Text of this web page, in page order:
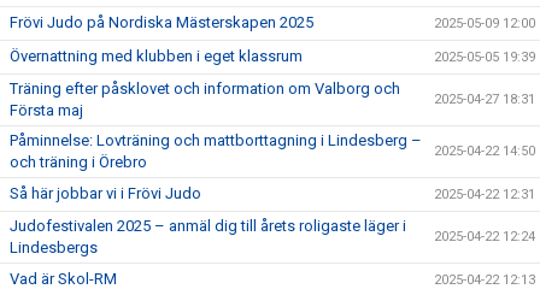
Frövi Judo på Nordiska Mästerskapen 2025 2025-05-09 12:00
Övernattning med klubben i eget klassrum 2025-05-05 19:39
Träning efter påsklovet och information om Valborg och
Första maj
2025-04-27 18:31
Påminnelse: Lovträning och mattborttagning i Lindesberg –
och träning i Örebro
2025-04-22 14:50
Så här jobbar vi i Frövi Judo 2025-04-22 12:31
Judofestivalen 2025 – anmäl dig till årets roligaste läger i
Lindesbergs
2025-04-22 12:24
Vad är Skol-RM 2025-04-22 12:13